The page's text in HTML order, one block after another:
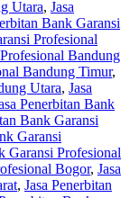
Utara, Jasa
Bank Garansi
Profesional
Bandung
Bandung Timur,
Utara, Jasa
Penerbitan Bank
Bank Garansi
Garansi
Garansi Profesional
Bogor, Jasa
, Jasa Penerbitan